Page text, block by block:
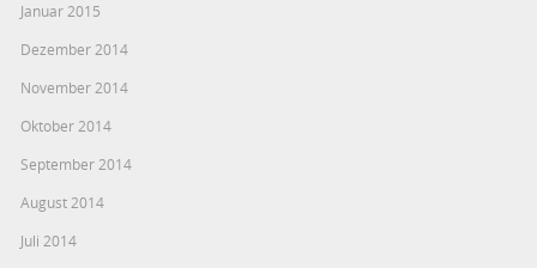
Januar 2015
Dezember 2014
November 2014
Oktober 2014
September 2014
August 2014
Juli 2014